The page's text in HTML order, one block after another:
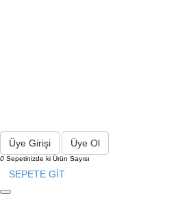
Üye Girişi Üye Ol
0 Sepetinizde ki Ürün Sayısı
SEPETE GİT